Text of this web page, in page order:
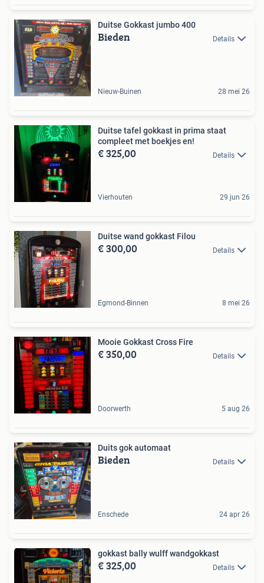
Duitse Gokkast jumbo 400
Bieden Details
Nieuw-Buinen 28 mei 26
Duitse tafel gokkast in prima staat
compleet met boekjes en!
€ 325,00 Details
Vierhouten 29 jun 26
Duitse wand gokkast Filou
€ 300,00 Details
Egmond-Binnen 8 mei 26
Mooie Gokkast Cross Fire
€ 350,00 Details
Doorwerth 5 aug 26
Duits gok automaat
Bieden Details
Enschede 24 apr 26
gokkast bally wulff wandgokkast
€ 325,00 Details